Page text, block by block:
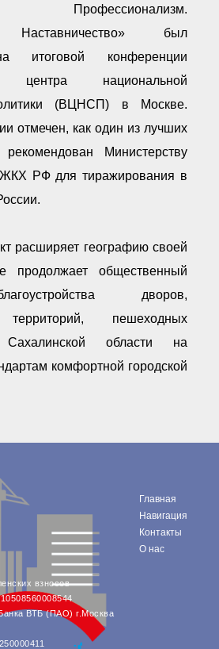
Профессионализм.
Наставничество» был
итоговой конференции
центра национальной
(ВЦНСП) в Москве.
отмечен, как один из лучших
Министерству
ЖКХ РФ для тиражирования в
расширяет географию своей
продолжает общественный
дворов,
территорий, пешеходных
области на
комфортной городской
взносов
ВТБ (ПАО) г.Москва
Главная
Навигация
Контакты
О нас